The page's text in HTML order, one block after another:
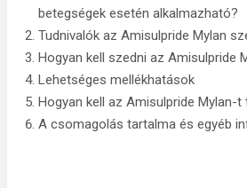
betegségek esetén alkalmazható?
Tudnivalók az Amisulpride Mylan
Hogyan kell szedni az Amisulpride
Lehetséges mellékhatások
Hogyan kell az Amisulpride Mylan-t
A csomagolás tartalma és egyéb